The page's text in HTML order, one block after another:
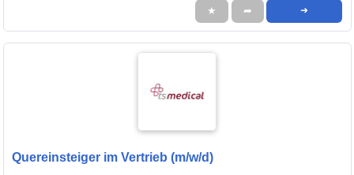
★ ➦ ➜
Quereinsteiger im Vertrieb (m/w/d)